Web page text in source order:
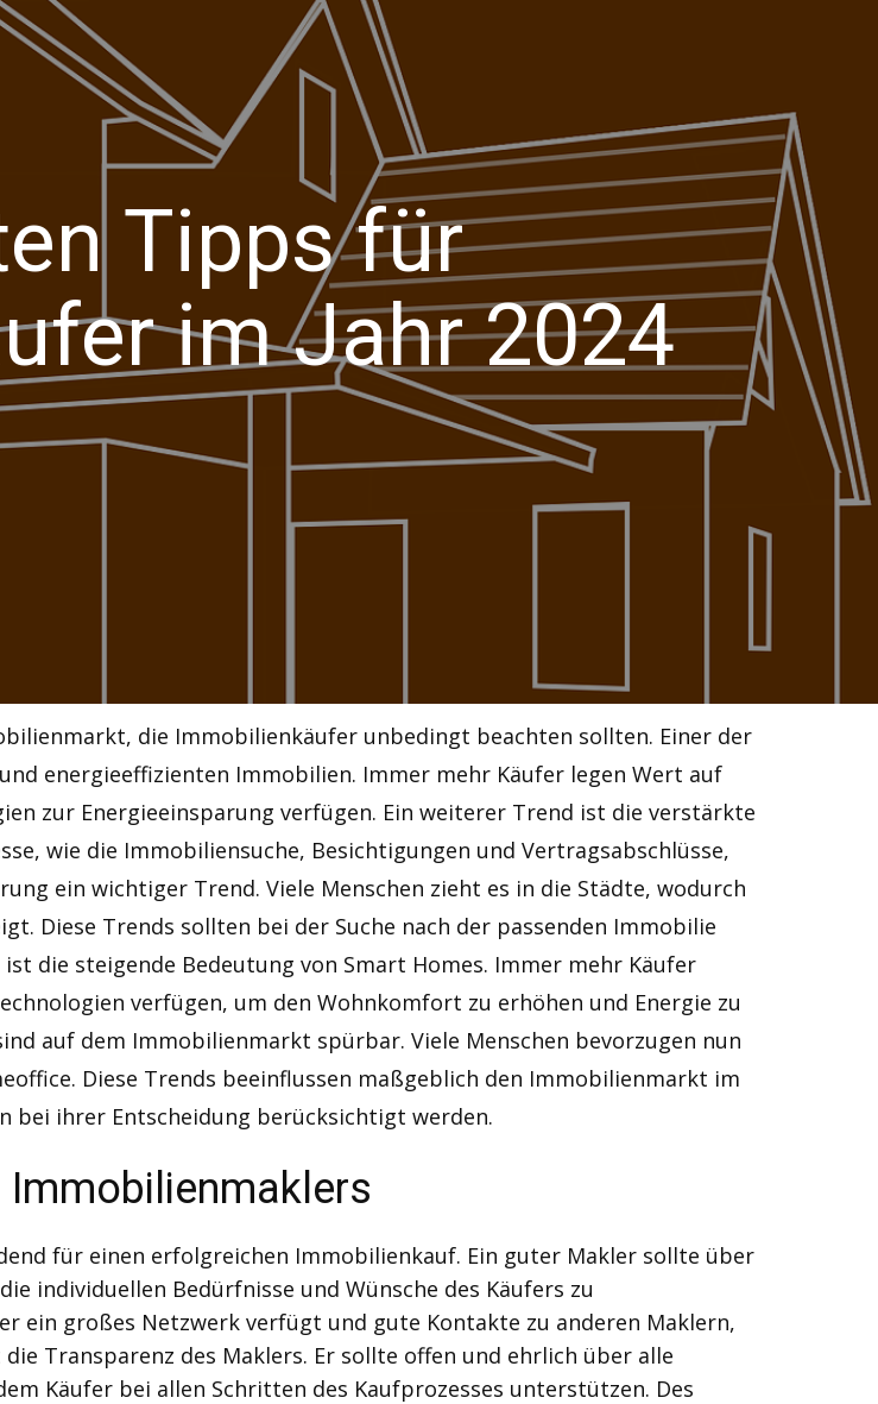
Tipps für
im Jahr 2024
die Immobilienkäufer unbedingt beachten sollten. Einer der
energieeffizienten Immobilien. Immer mehr Käufer legen Wert auf
zur Energieeinsparung verfügen. Ein weiterer Trend ist die verstärkte
wie die Immobiliensuche, Besichtigungen und Vertragsabschlüsse,
ein wichtiger Trend. Viele Menschen zieht es in die Städte, wodurch
Diese Trends sollten bei der Suche nach der passenden Immobilie
die steigende Bedeutung von Smart Homes. Immer mehr Käufer
verfügen, um den Wohnkomfort zu erhöhen und Energie zu
auf dem Immobilienmarkt spürbar. Viele Menschen bevorzugen nun
Diese Trends beeinflussen maßgeblich den Immobilienmarkt im
bei ihrer Entscheidung berücksichtigt werden.
für einen erfolgreichen Immobilienkauf. Ein guter Makler sollte über
individuellen Bedürfnisse und Wünsche des Käufers zu
ein großes Netzwerk verfügt und gute Kontakte zu anderen Maklern,
Transparenz des Maklers. Er sollte offen und ehrlich über alle
Käufer bei allen Schritten des Kaufprozesses unterstützen. Des